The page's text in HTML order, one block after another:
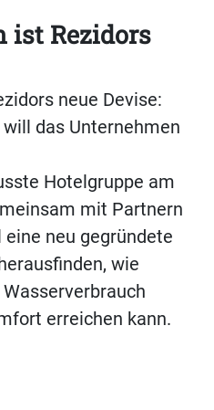
ist Rezidors
neue Devise:
das Unternehmen
Hotelgruppe am
mit Partnern
neu gegründete
wie
erreichen kann.